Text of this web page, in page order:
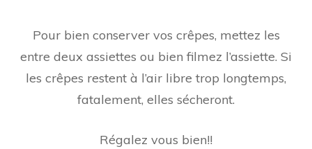
Pour bien conserver vos crêpes, mettez les
entre deux assiettes ou bien filmez l’assiette. Si
les crêpes restent à l’air libre trop longtemps,
fatalement, elles sécheront.
Régalez vous bien!!